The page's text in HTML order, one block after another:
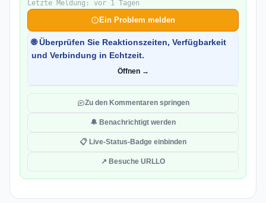
Letzte Meldung: vor 1 Tagen
Ein Problem melden
🌐 Überprüfen Sie Reaktionszeiten, Verfügbarkeit
und Verbindung in Echtzeit.
Öffnen →
Zu den Kommentaren springen
🔔 Benachrichtigt werden
📋 Live-Status-Badge einbinden
↗ Besuche URLLO